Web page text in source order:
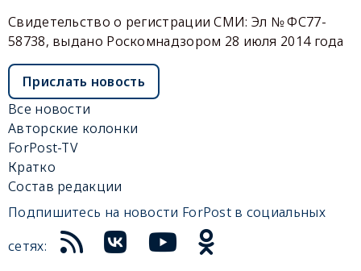
Свидетельство о регистрации СМИ: Эл № ФС77-
58738, выдано Роскомнадзором 28 июля 2014 года
Прислать новость
Все новости
Авторские колонки
ForPost-TV
Кратко
Состав редакции
Подпишитесь на новости ForPost в социальных
сетях: